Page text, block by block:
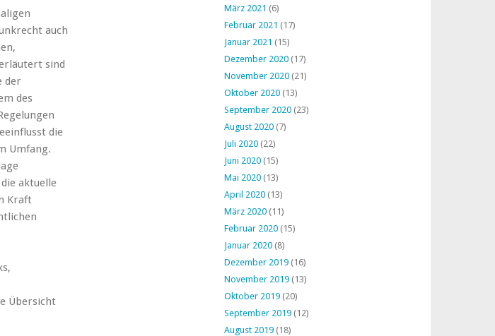
auch
sind
der
des
die
Umfang.
aktuelle
Kraft
Übersicht
März 2021 (6)
Februar 2021 (17)
Januar 2021 (15)
Dezember 2020 (17)
November 2020 (21)
Oktober 2020 (13)
September 2020 (23)
August 2020 (7)
Juli 2020 (22)
Juni 2020 (15)
Mai 2020 (13)
April 2020 (13)
März 2020 (11)
Februar 2020 (15)
Januar 2020 (8)
Dezember 2019 (16)
November 2019 (13)
Oktober 2019 (20)
September 2019 (12)
August 2019 (18)